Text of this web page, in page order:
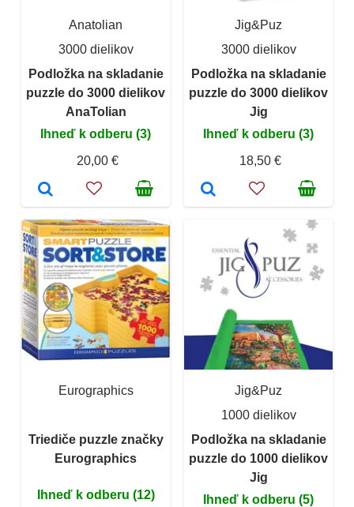
Anatolian
3000 dielikov
Podložka na skladanie
puzzle do 3000 dielikov
AnaTolian
Ihneď k odberu (3)
20,00 €
Jig&Puz
3000 dielikov
Podložka na skladanie
puzzle do 3000 dielikov
Jig
Ihneď k odberu (3)
18,50 €
Eurographics
Triediče puzzle značky
Eurographics
Ihneď k odberu (12)
Jig&Puz
1000 dielikov
Podložka na skladanie
puzzle do 1000 dielikov
Jig
Ihneď k odberu (5)